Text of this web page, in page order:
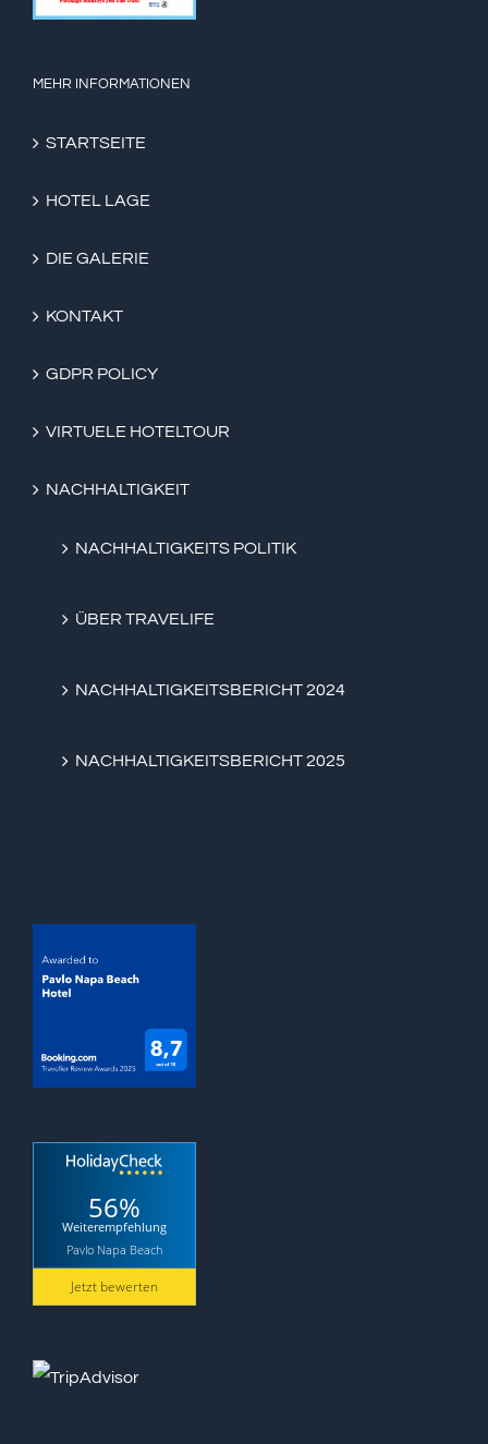
MEHR INFORMATIONEN
STARTSEITE
HOTEL LAGE
DIE GALERIE
KONTAKT
GDPR POLICY
VIRTUELE HOTELTOUR
NACHHALTIGKEIT
NACHHALTIGKEITS POLITIK
ÜBER TRAVELIFE
NACHHALTIGKEITSBERICHT 2024
NACHHALTIGKEITSBERICHT 2025
56%
Weiterempfehlung
Pavlo Napa Beach
Jetzt bewerten